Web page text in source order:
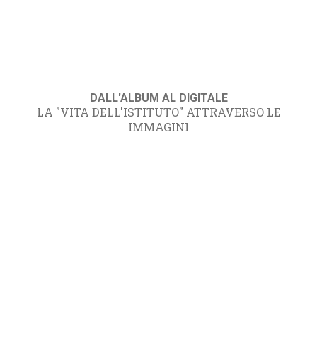
DALL'ALBUM AL DIGITALE
LA "VITA DELL'ISTITUTO" ATTRAVERSO LE
IMMAGINI